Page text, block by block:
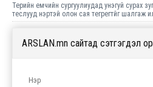
Терийн емчийн сургуулиудад унэгуй сурах
теслууд нэртэй олон сая тегрегтйг шалгаж
ARSLAN.mn сайтад сэтгэгдэл